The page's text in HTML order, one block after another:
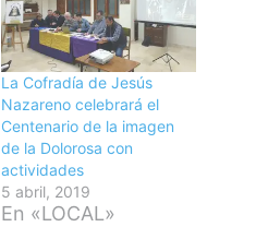
La Cofradía de Jesús
Nazareno celebrará el
Centenario de la imagen
de la Dolorosa con
actividades
5 abril, 2019
En «LOCAL»